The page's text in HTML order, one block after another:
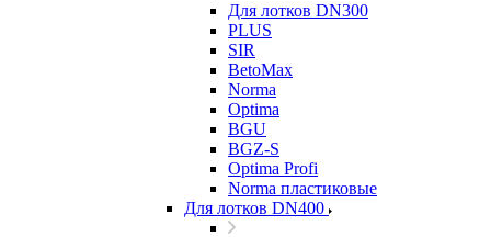
Для лотков DN300
PLUS
SIR
BetoMax
Norma
Optima
BGU
BGZ-S
Optima Profi
Norma пластиковые
Для лотков DN400